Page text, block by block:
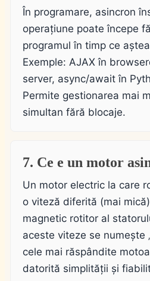
În programare, asincron
operațiune poate începe
programul în timp ce
Exemple: AJAX în
server, async/await în
Permite gestionarea mai
simultan fără blocaje.
7. Ce e un motor
Un motor electric la care
o viteză diferită (mai
magnetic rotitor al
aceste viteze se numește
cele mai răspândite
datorită simplității și